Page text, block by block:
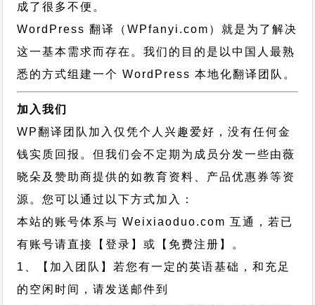
成了很多不便。
WordPress 翻译（WPfanyi.com） 就是为了解决
这一基本需求而存在。我们的目的是以中国人最熟
悉的方式组建一个 WordPress 本地化翻译团队。
加入我们
WP翻译团队加入仅凭个人兴趣爱好，没有任何金
钱实质回报。但我们会不定期为成员分发一些由薇
晓朵及赞助商提供的如教育资料、产品优惠券等资
源。您可以通过以下方式加入：
本站的账号体系与Weixiaoduo.com 互通，若已
有账号请直接【登录】或【免费注册】。
1、【加入团队】若您有一定的英语基础，和充足
的空闲时间，请发送邮件到